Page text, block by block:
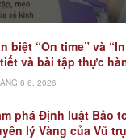
biệt “On time” và
và bài tập thực
8 6, 2026
phá Định luật Bảo
lý Vàng của Vũ trụ